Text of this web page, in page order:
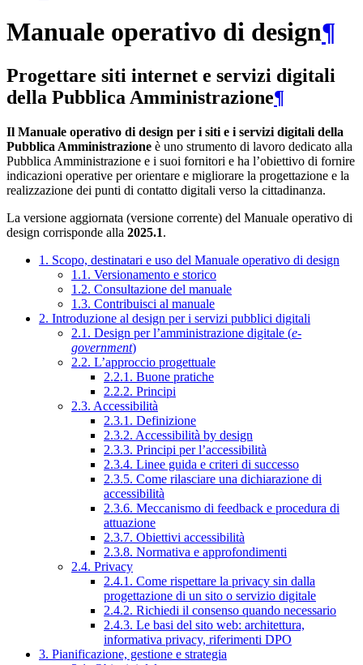
Manuale operativo di design¶
Progettare siti internet e servizi digitali
della Pubblica Amministrazione¶
Il Manuale operativo di design per i siti e i servizi digitali della
Pubblica Amministrazione è uno strumento di lavoro dedicato alla
Pubblica Amministrazione e i suoi fornitori e ha l’obiettivo di fornire
indicazioni operative per orientare e migliorare la progettazione e la
realizzazione dei punti di contatto digitali verso la cittadinanza.
La versione aggiornata (versione corrente) del Manuale operativo di
design corrisponde alla 2025.1.
1. Scopo, destinatari e uso del Manuale operativo di design
1.1. Versionamento e storico
1.2. Consultazione del manuale
1.3. Contribuisci al manuale
2. Introduzione al design per i servizi pubblici digitali
2.1. Design per l’amministrazione digitale (e-
government)
2.2. L’approccio progettuale
2.2.1. Buone pratiche
2.2.2. Principi
2.3. Accessibilità
2.3.1. Definizione
2.3.2. Accessibilità by design
2.3.3. Principi per l’accessibilità
2.3.4. Linee guida e criteri di successo
2.3.5. Come rilasciare una dichiarazione di
accessibilità
2.3.6. Meccanismo di feedback e procedura di
attuazione
2.3.7. Obiettivi accessibilità
2.3.8. Normativa e approfondimenti
2.4. Privacy
2.4.1. Come rispettare la privacy sin dalla
progettazione di un sito o servizio digitale
2.4.2. Richiedi il consenso quando necessario
2.4.3. Le basi del sito web: architettura,
informativa privacy, riferimenti DPO
3. Pianificazione, gestione e strategia